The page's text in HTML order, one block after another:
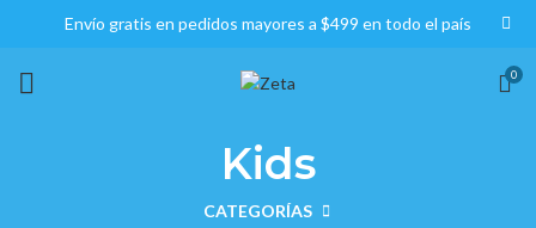
0
Kids
CATEGORÍAS
Envío gratis en pedidos mayores a $499 en todo el país